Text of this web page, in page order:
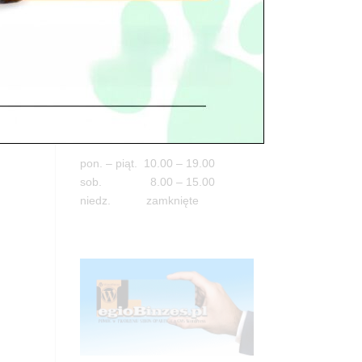
05-100 Nowy Dwór Mazowiecki
tel. 503 900 215
pon. – piąt. 10.00 – 19.00
sob. 8.00 – 15.00
niedz. zamknięte